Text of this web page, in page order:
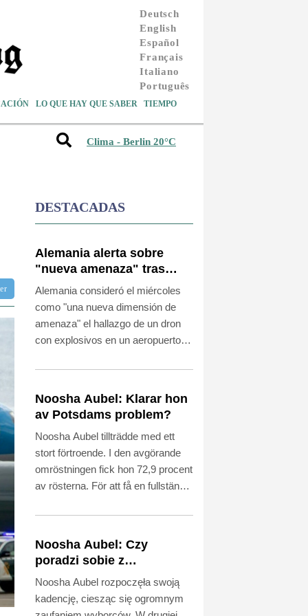
Deutsch
English
Español
Français
Italiano
Português
LO QUE HAY QUE SABER TIEMPO
Clima - Berlin 20°C
DESTACADAS
Alemania alerta sobre
"nueva amenaza" tras
incidente en aeropuerto
clave para envíos a
Alemania consideró el miércoles
como "una nueva dimensión de
amenaza" el hallazgo de un dron
con explosivos en un aeropuerto
envíos a Ucrania, país al que
desde el inicio de la invasión rusa.
Noosha Aubel: Klarar hon
av Potsdams problem?
Noosha Aubel tillträdde med ett
stort förtroende. I den avgörande
omröstningen fick hon 72,9 procent
av rösterna. För att få en fullständig
att endast 42,5 procent av de
berodde uppenbarligen på hennes
föregångare Mike Schuberts (53,
SPD / Tysklands
socialdemokratiska parti) sätt att
Noosha Aubel: Czy
poradzi sobie z
problemami Poczdamu?
Noosha Aubel rozpoczęła swoją
kadencję, ciesząc się ogromnym